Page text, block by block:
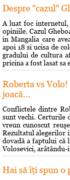
Despre "cazul"
A luat foc
opiniile. Cazul
in Mangalia care
apoi 18 si ucisa de
gradului de cultura
pricina a fost lasat sa
Roberta vs
joacă...
Conflictele dintre
sunt vechi. Certurile
vreun cunoscut
Rezultatul alegerilor
dovadă a faptului că
Volosevici, arâtându-
Hai să îţi spun o